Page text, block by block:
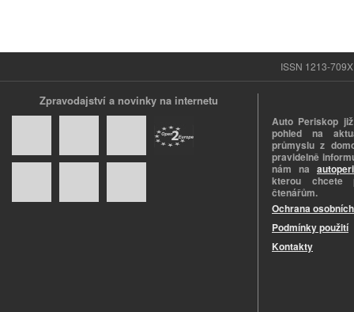
ISSN 1213-
Zpravodajství a novinky na internetu
Auto Periskop
pohled na
průmyslu z
pravidelně
nám na
kterou chcete
čtenářům.
Ochrana
Podmínky použití
Kontakty